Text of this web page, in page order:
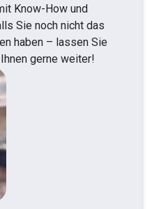
Know-How und
Sie noch nicht das
haben – lassen Sie
gerne weiter!